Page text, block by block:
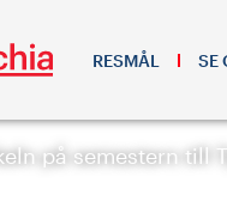
RESMÅL SE
på semestern till